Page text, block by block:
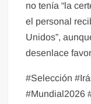
no tenía “la
el personal
Unidos”,
desenlace
#Selección
#Mundial2026